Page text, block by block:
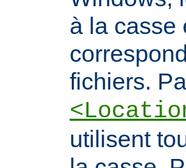
à la casse
fichiers.
utilisent